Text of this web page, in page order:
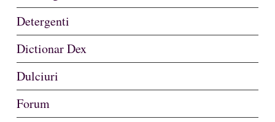
Detergenti
Dictionar Dex
Dulciuri
Forum